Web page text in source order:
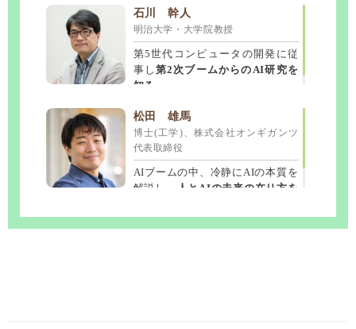
説。
石川 幹人
明治大学・大学院教授
第5世代コンピュータの開発に従
事し 第2次ブームからのAI研究を
知る
松田 雄馬
博士(工学)、株式会社オンギガンツ
代表取締役
AIブームの中、冷静にAIの本質を
解説し、
人とAIの未来の在り方を
ダイヤ精機(株) 代表取締役
32歳の若さで社長に就任後、新しい社
風を構築。ご自身の経験を元にした講
演は 経営者の方などに特にオススメ。
プロゴルファー
ゴルフ解説者
日米ゴルフ界をまたいで活動するプロ
ゴルファー。TV解説者やラジオパー
ソナリティとしても活躍、話し好きで
早稲田大学ビジネススクール教授
世界の経営学に精通。ハッキリとテン
ポ良い語り、様々な具体事例を交えた
内容が好評。
気象予報士
フジ系列「ノンストップ!」気象防災
キャスター。親しみやすい人柄と語り
口で、わかりやすく講演。
太神楽師
安全大会は当社限定講演の中で太神
楽を披露。今までに無い安全大会にな
ること請け合いです。
落語家
安全大会は当社限定安全大会以外の
講演依頼・落語の依頼等も承ります。
お気軽にお問い合わせください。